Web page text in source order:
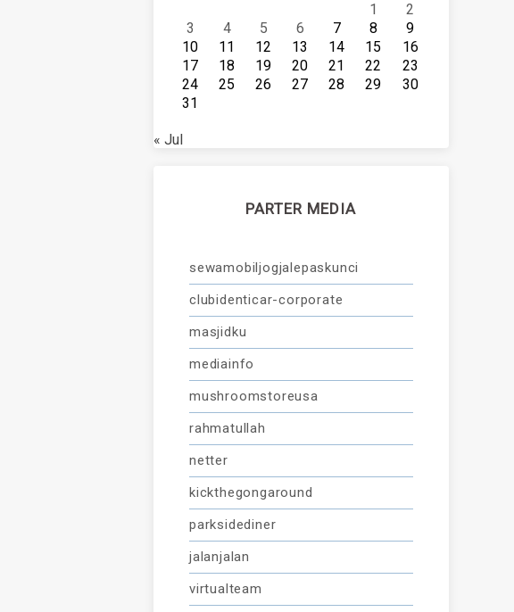
1
2
3
4 5 6 7 8
9
10
11 12 13 14 15
16
17
18 19 20 21 22
23
24
25 26 27 28 29
30
31
« Jul
PARTER MEDIA
sewamobiljogjalepaskunci
clubidenticar-corporate
masjidku
mediainfo
mushroomstoreusa
rahmatullah
netter
kickthegongaround
parksidediner
jalanjalan
virtualteam